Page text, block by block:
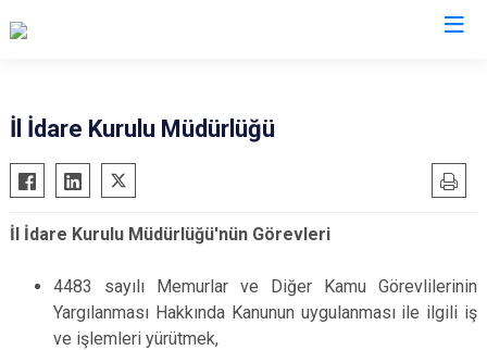
İl İdare Kurulu Müdürlüğü
İl İdare Kurulu Müdürlüğü'nün Görevleri
4483 sayılı Memurlar ve Diğer Kamu Görevlilerinin
Yargılanması Hakkında Kanunun uygulanması ile ilgili iş
ve işlemleri yürütmek,